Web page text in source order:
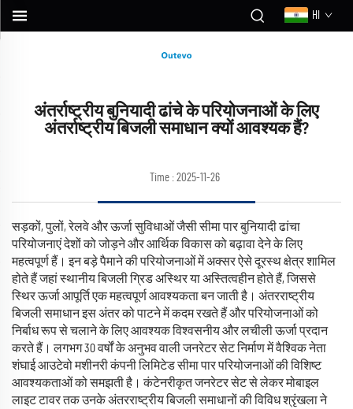
HI
अंतर्राष्ट्रीय बुनियादी ढांचे के परियोजनाओं के लिए
अंतर्राष्ट्रीय बिजली समाधान क्यों आवश्यक हैं?
Time : 2025-11-26
सड़कों, पुलों, रेलवे और ऊर्जा सुविधाओं जैसी सीमा पार बुनियादी ढांचा
परियोजनाएं देशों को जोड़ने और आर्थिक विकास को बढ़ावा देने के लिए
महत्वपूर्ण हैं। इन बड़े पैमाने की परियोजनाओं में अक्सर ऐसे दूरस्थ क्षेत्र शामिल
होते हैं जहां स्थानीय बिजली ग्रिड अस्थिर या अस्तित्वहीन होते हैं, जिससे
स्थिर ऊर्जा आपूर्ति एक महत्वपूर्ण आवश्यकता बन जाती है। अंतरराष्ट्रीय
बिजली समाधान इस अंतर को पाटने में कदम रखते हैं और परियोजनाओं को
निर्बाध रूप से चलाने के लिए आवश्यक विश्वसनीय और लचीली ऊर्जा प्रदान
करते हैं। लगभग 30 वर्षों के अनुभव वाली जनरेटर सेट निर्माण में वैश्विक नेता
शंघाई आउटेवो मशीनरी कंपनी लिमिटेड सीमा पार परियोजनाओं की विशिष्ट
आवश्यकताओं को समझती है। कंटेनरीकृत जनरेटर सेट से लेकर मोबाइल
लाइट टावर तक उनके अंतरराष्ट्रीय बिजली समाधानों की विविध श्रृंखला ने